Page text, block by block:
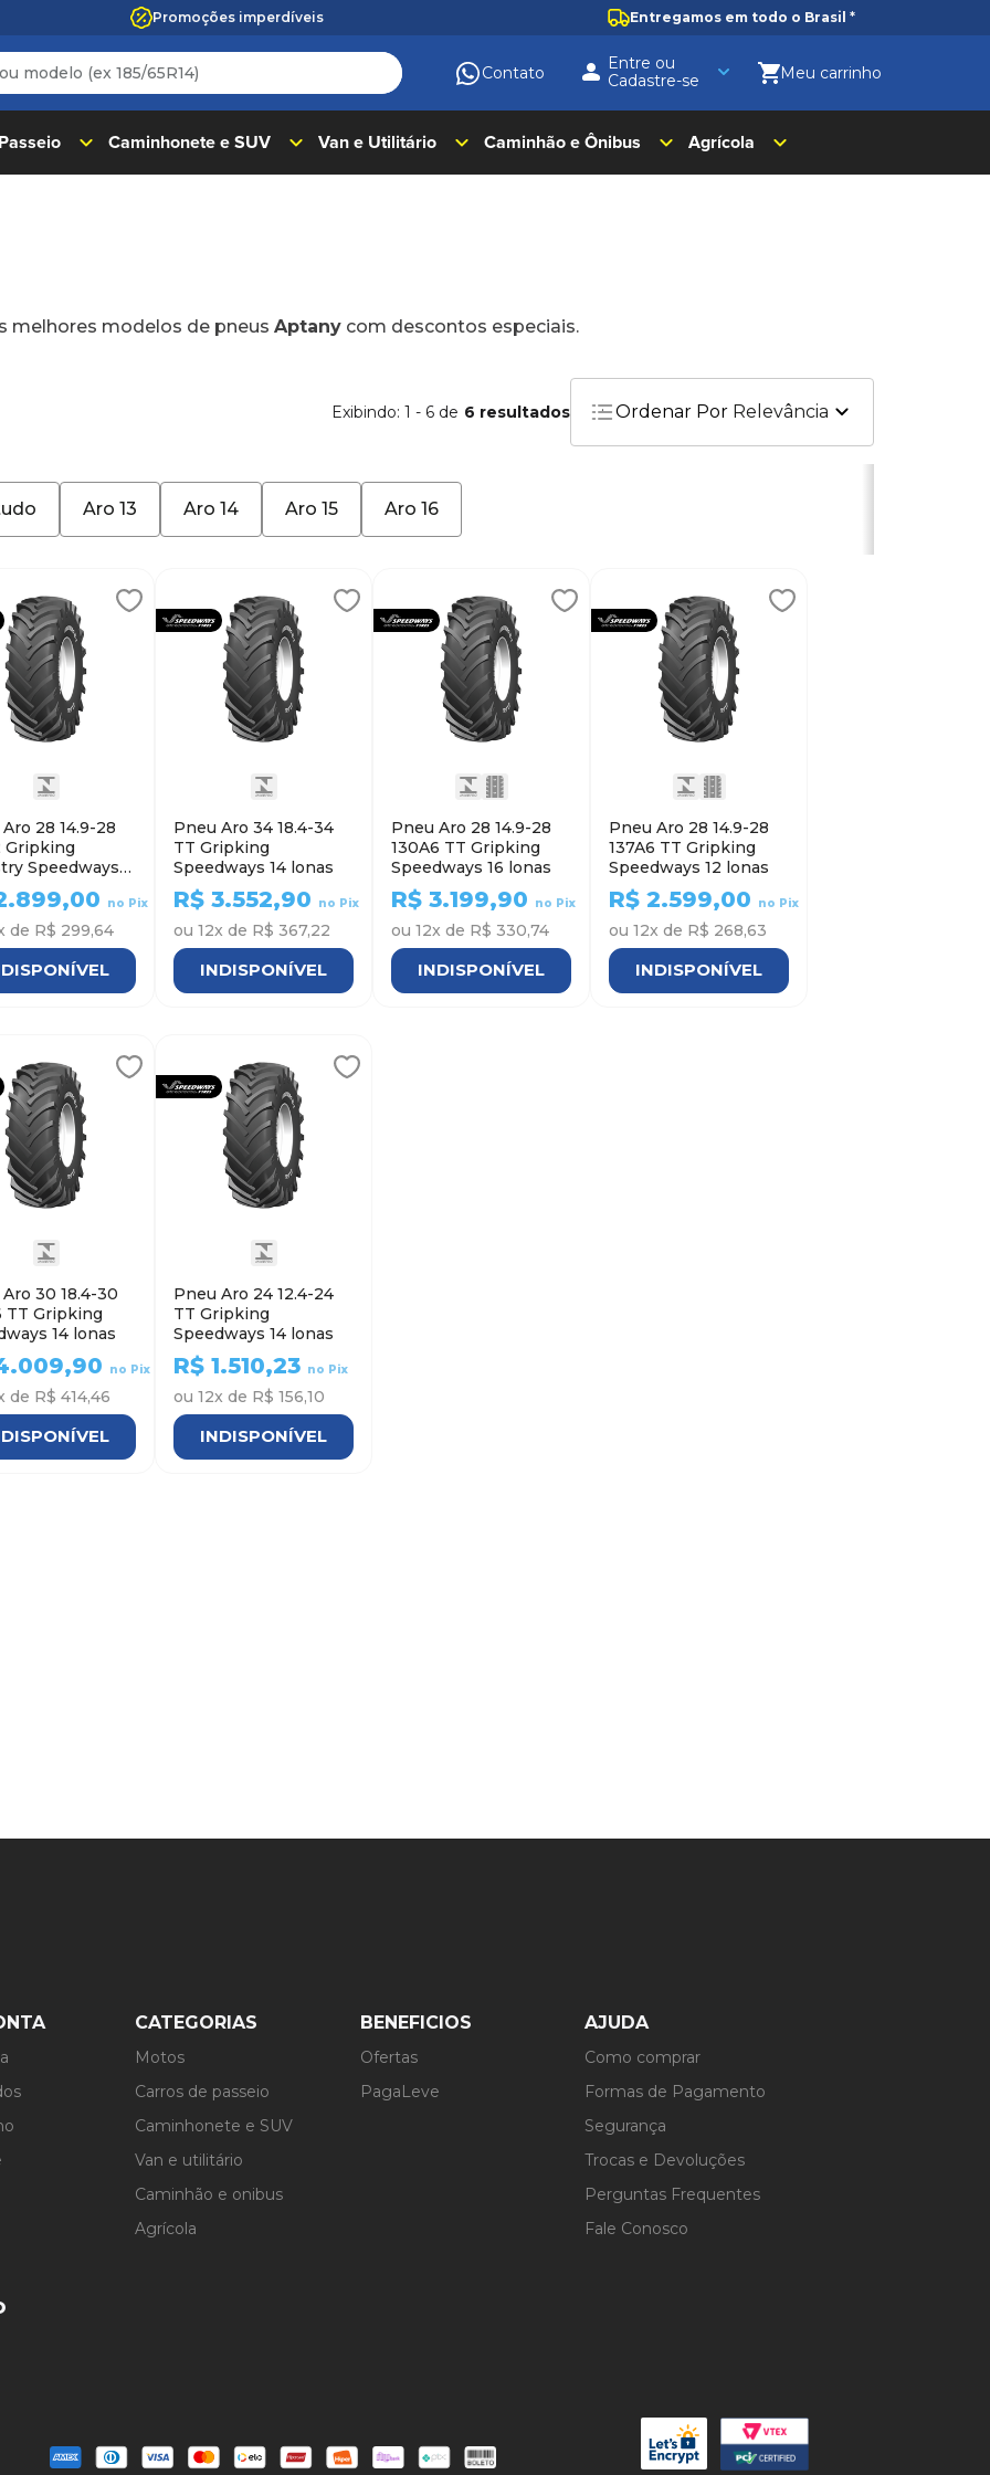
Promoções imperdíveis Entregamos em todo o Brasil *
(ex 185/65R14)
Contato
Entre ou
Cadastre-se
Caminhonete e SUV Van e Utilitário Caminhão e Ônibus Agrícola
melhores modelos de pneus Aptany com descontos especiais.
Exibindo: 1 - 6 de 6 Ordenar Por Relevância
Aro 13 Aro 14 Aro 15 Aro 16
28 14.9-28
Gripking
Speedways
no Pix
de R$ 299,64
Pneu Aro 34 18.4-34
TT Gripking
Speedways 14 lonas
R$ 3.552,90 no Pix
ou 12x de R$ 367,22
INDISPONÍVEL
Pneu Aro 28 14.9-28
130A6 TT Gripking
Speedways 16 lonas
R$ 3.199,90 no Pix
ou 12x de R$ 330,74
INDISPONÍVEL
Pneu Aro 28 14.9-28
137A6 TT Gripking
Speedways 12 lonas
R$ 2.599,00 no Pix
ou 12x de R$ 268,63
INDISPONÍVEL
30 18.4-30
TT Gripking
14 lonas
no Pix
de R$ 414,46
Pneu Aro 24 12.4-24
TT Gripking
Speedways 14 lonas
R$ 1.510,23 no Pix
ou 12x de R$ 156,10
INDISPONÍVEL
CATEGORIAS
Motos
Carros de passeio
Caminhonete e SUV
Van e utilitário
Caminhão e onibus
Agrícola
BENEFICIOS
Ofertas
PagaLeve
AJUDA
Como comprar
Formas de Pagamento
Segurança
Trocas e Devoluções
Perguntas Frequentes
Fale Conosco